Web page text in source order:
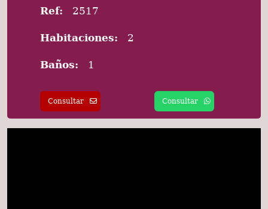
Ref: 2517
Habitaciones: 2
Baños: 1
Consultar Consultar